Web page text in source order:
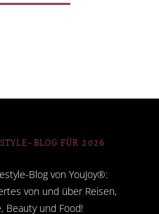
BLOG FÜR 2026
Blog von YouJoy®:
von und über Reisen,
Beauty und Food!